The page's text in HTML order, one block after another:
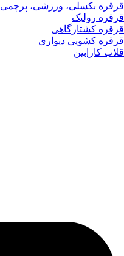
قرقره بکسلی، ورزشی، پرچمی
قرقره رولیک
قرقره کشتارگاهی
قرقره کشویی دیواری
قلاب کارابین